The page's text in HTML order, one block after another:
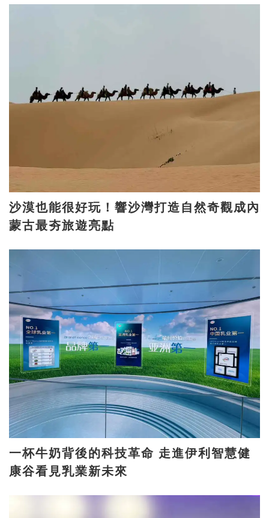
沙漠也能很好玩！響沙灣打造自然奇觀成內
蒙古最夯旅遊亮點
一杯牛奶背後的科技革命 走進伊利智慧健
康谷看見乳業新未來